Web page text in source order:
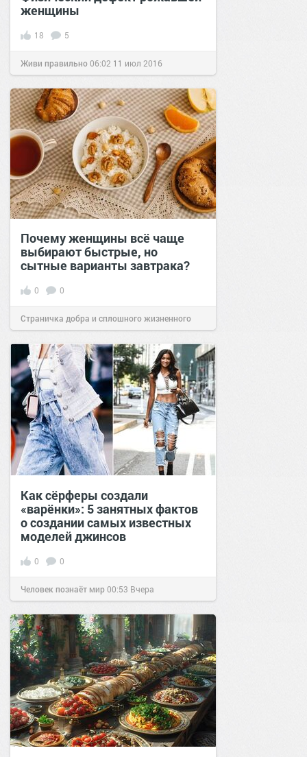
женщины
18 5
Живи правильно06:02 11 июл 2016
Почему женщины всё чаще
выбирают быстрые, но
сытные варианты завтрака?
0 0
Страничка добра и сплошного жизненного
позитива!10:38Сегодня
Как сёрферы создали
«варёнки»: 5 занятных фактов
о создании самых известных
моделей джинсов
0 0
Человек познаёт мир00:53 Вчера